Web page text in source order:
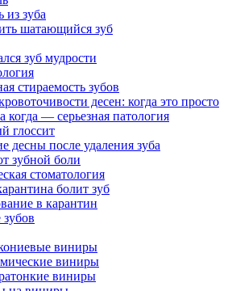
из зуба
шатающийся зуб
зуб мудрости
стираемость зубов
десен: когда это просто
когда — серьезная патология
глоссит
десны после удаления зуба
зубной боли
стоматология
болит зуб
в карантин
виниры
виниры
виниры